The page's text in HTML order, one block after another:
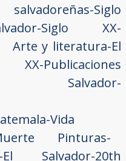
Siglo
Siglo XX-
Arte y literatura-El
Publicaciones
Vida
Pinturas-
El Salvador-20th